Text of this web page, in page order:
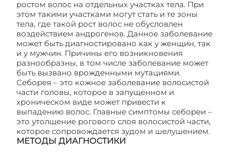
ростом волос на отдельных участках тела. При
этом такими участками могут стать и те зоны
тела, где такой рост волос не обусловлен
воздействием андрогенов. Данное заболевание
может быть диагностировано как у женщин, так
и у мужчин. Причины его возникновения
разнообразны, в том числе заболевание может
быть вызвано врожденными мутациями.
Себорея – это кожное заболевание волосистой
части головы, которое в запущенном и
хроническом виде может привести к
выпадению волос. Главные симптомы себореи –
это утолщение рогового слоя волосистой части,
которое сопровождается зудом и шелушением.
МЕТОДЫ ДИАГНОСТИКИ